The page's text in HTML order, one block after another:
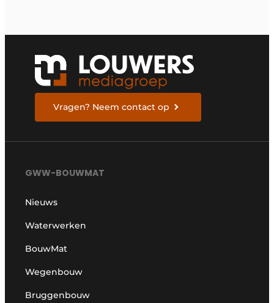
Vragen? Neem contact op
GWW-BOUWMAT
Nieuws
Waterwerken
BouwMat
Wegenbouw
Bruggenbouw